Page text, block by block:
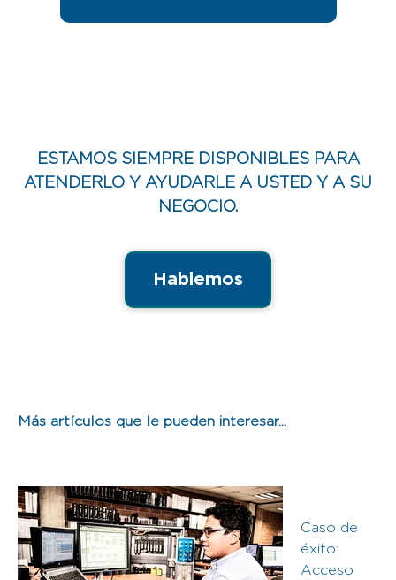
ESTAMOS SIEMPRE DISPONIBLES PARA
ATENDERLO Y AYUDARLE A USTED Y A SU
NEGOCIO.
Hablemos
Más artículos que le pueden interesar...
Caso de
éxito:
Acceso